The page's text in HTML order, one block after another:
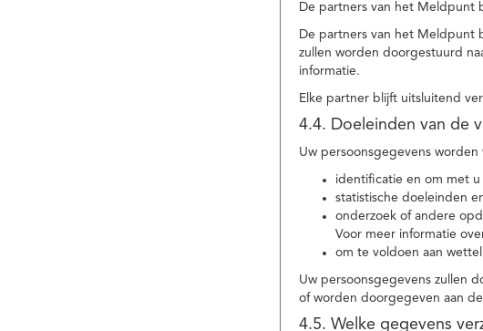
De partners van het Meldpunt
De partners van het Meldpunt
zullen worden doorgestuurd
informatie.
Elke partner blijft uitsluitend
4.4. Doeleinden van de
Uw persoonsgegevens
identificatie en om met
statistische doeleinden
onderzoek of andere
Voor meer informatie
om te voldoen aan
Uw persoonsgegevens zullen
of worden doorgegeven aan
4.5. Welke gegevens